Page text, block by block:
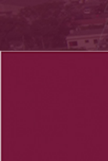
contenido